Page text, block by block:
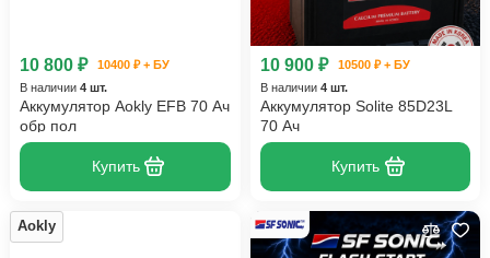
10 800 ₽
10400 ₽ + БУ
В наличии 4 шт.
Аккумулятор Aokly EFB 70 Ач
обр пол
Купить
10 900 ₽
10500 ₽ + БУ
В наличии 4 шт.
Аккумулятор Solite 85D23L
70 Ач
Купить
Aokly